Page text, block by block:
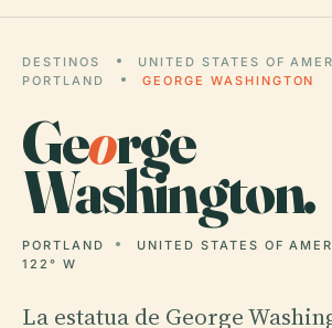
DESTINOS
UNITED STATES OF
PORTLAND
GEORGE WASHINGTON
George
Washington.
PORTLAND UNITED STATES OF
122° W
La estatua de George